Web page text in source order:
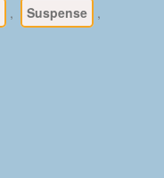
, Suspense ,